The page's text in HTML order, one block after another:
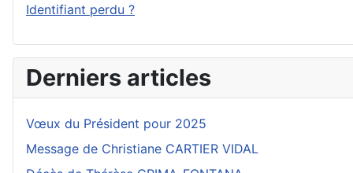
Identifiant perdu ?
Derniers articles
Vœux du Président pour 2025
Message de Christiane CARTIER VIDAL